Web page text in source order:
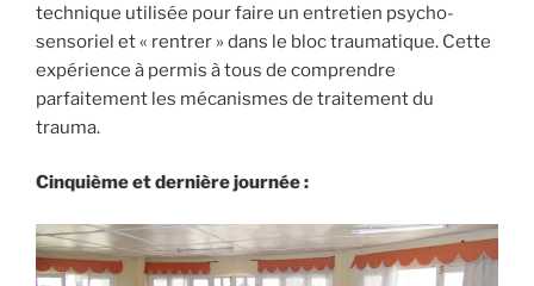
technique utilisée pour faire un entretien psycho-
sensoriel et « rentrer » dans le bloc traumatique. Cette
expérience à permis à tous de comprendre
parfaitement les mécanismes de traitement du
trauma.
Cinquième et dernière journée :